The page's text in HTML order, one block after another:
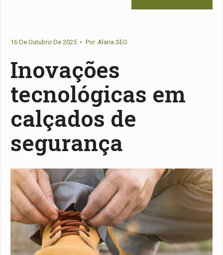
16 De Outubro De 2025 • Por Alana SEO
Inovações
tecnológicas em
calçados de
segurança